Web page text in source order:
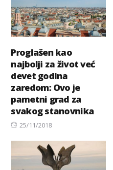
Proglašen kao
najbolji za život već
devet godina
zaredom: Ovo je
pametni grad za
svakog stanovnika
Posted
25/11/2018